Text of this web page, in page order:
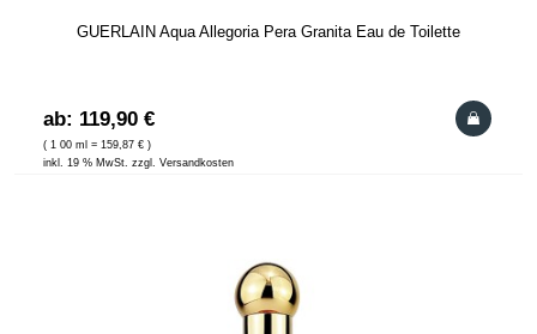
GUERLAIN Aqua Allegoria Pera Granita Eau de Toilette
ab: 119,90 €
( 1 00 ml = 159,87 € )
inkl. 19 % MwSt. zzgl. Versandkosten